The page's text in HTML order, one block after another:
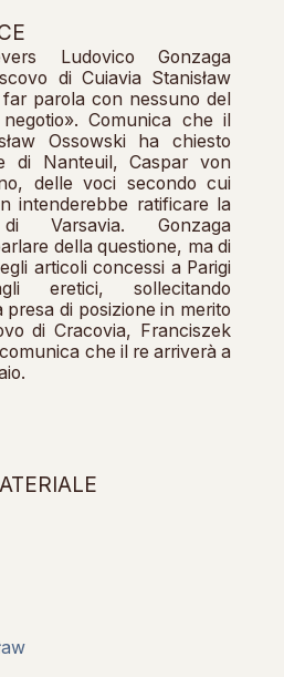
Ludovico Gonzaga
di Cuiavia Stanisław
parola con nessuno del
Comunica che il
Ossowski ha chiesto
di Nanteuil, Caspar von
delle voci secondo cui
intenderebbe ratificare la
di Varsavia. Gonzaga
della questione, ma di
articoli concessi a Parigi
eretici, sollecitando
di posizione in merito
di Cracovia, Franciszek
che il re arriverà a